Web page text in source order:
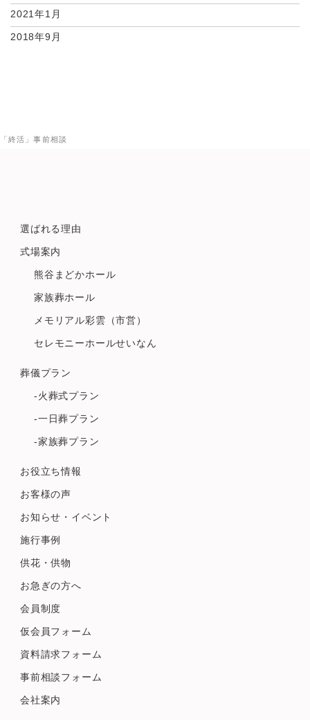
「終活」事前相談
2021年1月
2018年9月
選ばれる理由
式場案内
熊谷まどかホール
家族葬ホール
メモリアル彩雲（市営）
セレモニーホールせいなん
葬儀プラン
-火葬式プラン
-一日葬プラン
-家族葬プラン
お役立ち情報
お客様の声
お知らせ・イベント
施行事例
供花・供物
お急ぎの方へ
会員制度
仮会員フォーム
資料請求フォーム
事前相談フォーム
会社案内